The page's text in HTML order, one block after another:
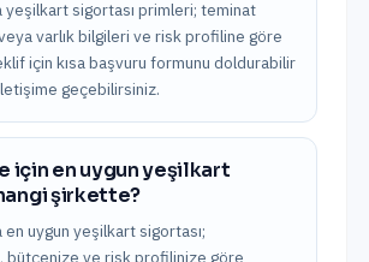
yeşilkart sigortası primleri; teminat
varlık bilgileri ve risk profiline göre
için kısa başvuru formunu doldurabilir
geçebilirsiniz.
için en uygun yeşilkart
şirkette?
uygun yeşilkart sigortası;
bütçenize ve risk profilinize göre